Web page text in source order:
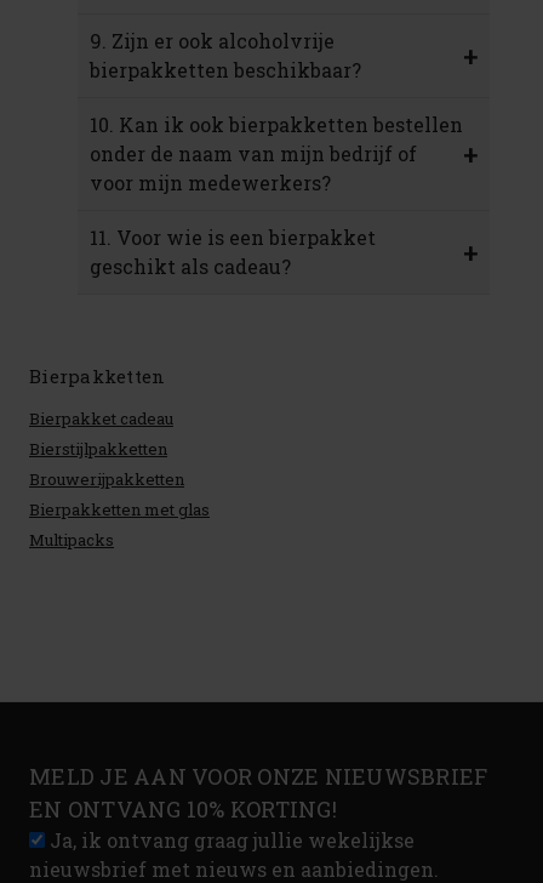
9. Zijn er ook alcoholvrije
bierpakketten beschikbaar?
+
10. Kan ik ook bierpakketten bestellen
onder de naam van mijn bedrijf of
voor mijn medewerkers?
+
11. Voor wie is een bierpakket
geschikt als cadeau?
+
Bierpakketten
Bierpakket cadeau
Bierstijlpakketten
Brouwerijpakketten
Bierpakketten met glas
Multipacks
MELD JE AAN VOOR ONZE NIEUWSBRIEF
EN ONTVANG 10% KORTING!
Ja, ik ontvang graag jullie wekelijkse
nieuwsbrief met nieuws en aanbiedingen.